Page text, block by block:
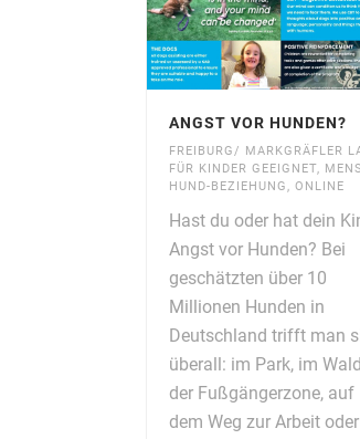
ANGST VOR HUNDEN?
FREIBURG/ MARKGRÄFLER
FÜR KINDER GEEIGNET,
HUND-BEZIEHUNG, ONLINE
Hast du oder hat dein
Angst vor Hunden? Bei
geschätzten über 10
Millionen Hunden in
Deutschland trifft man
überall: im Park, im
der Fußgängerzone, auf
dem Weg zur Arbeit oder